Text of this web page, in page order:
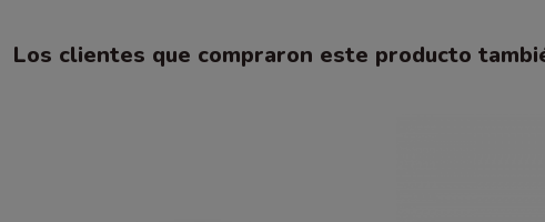
Los clientes que compraron este producto